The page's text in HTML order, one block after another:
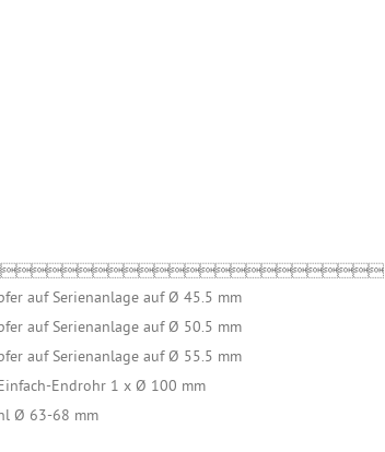
auf Serienanlage auf Ø 45.5 mm
auf Serienanlage auf Ø 50.5 mm
auf Serienanlage auf Ø 55.5 mm
Endrohr 1 x Ø 100 mm
Ø 63-68 mm